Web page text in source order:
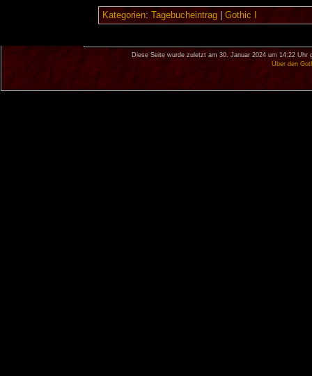
Kategorien: Tagebucheintrag| Gothic I
Diese Seite wurde zuletzt am 30. Januar 2024 um 14:22 Uhr
Über den